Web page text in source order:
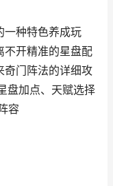
一种特色养成玩
不开精准的星盘配
奇门阵法的详细攻
盘加点、天赋选择
容